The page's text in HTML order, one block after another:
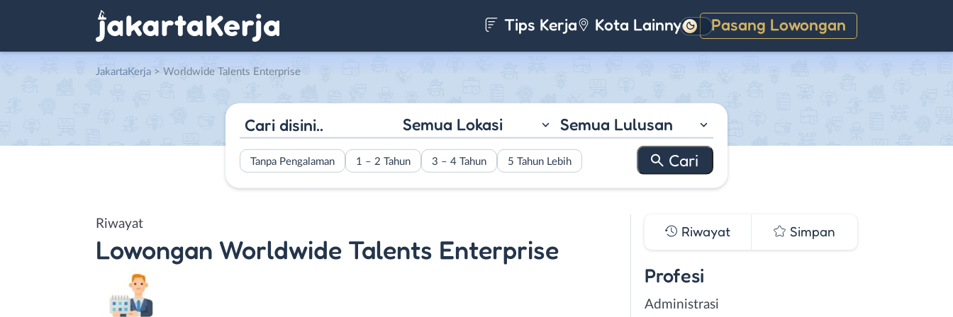
Tips Kerja Kota Lainnya Pasang Lowongan
Gelap
JakartaKerja > Worldwide Talents Enterprise
Semua Lokasi Semua Lulusan
Tanpa Pengalaman 1 – 2 Tahun 3 – 4 Tahun 5 Tahun Lebih
Riwayat
Lowongan Worldwide Talents Enterprise
Riwayat Simpan
Profesi
Administrasi